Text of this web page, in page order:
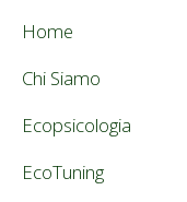
Home
Chi Siamo
Ecopsicologia
EcoTuning